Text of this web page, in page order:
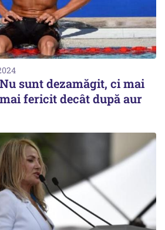
sunt dezamăgit, ci mai
fericit decât după aur